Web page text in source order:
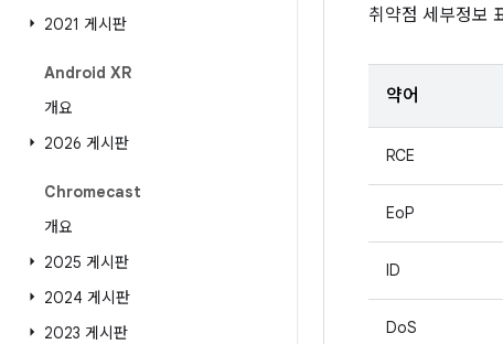
2021 게시판
Android XR
개요
2026 게시판
Chromecast
개요
2025 게시판
2024 게시판
2023 게시판
취약점 세부정보
약어
RCE
EoP
ID
DoS